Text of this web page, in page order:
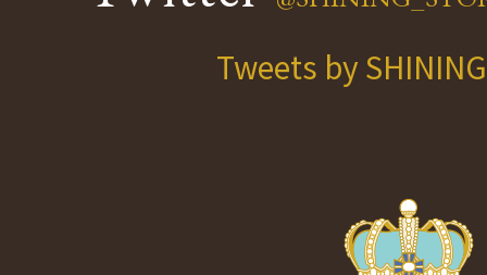
Tweets by